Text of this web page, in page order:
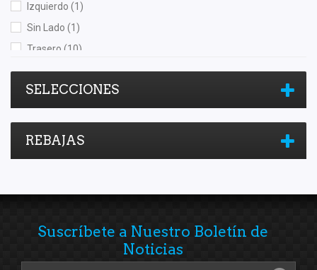
Izquierdo (1)
Sin Lado (1)
Trasero (10)
Trasero Derecho(3)
Trasero Izquierdo(2)
SELECCIONES
REBAJAS
Suscríbete a Nuestro Boletín de
Noticias